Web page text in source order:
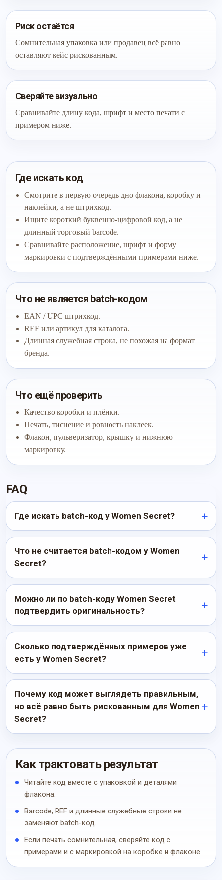
Риск остаётся
Сомнительная упаковка или продавец всё равно
оставляют кейс рискованным.
Сверяйте визуально
Сравнивайте длину кода, шрифт и место печати с
примером ниже.
Где искать код
Смотрите в первую очередь дно флакона, коробку и
наклейки, а не штрихкод.
Ищите короткий буквенно-цифровой код, а не
длинный торговый barcode.
Сравнивайте расположение, шрифт и форму
маркировки с подтверждёнными примерами ниже.
Что не является batch-кодом
EAN / UPC штрихкод.
REF или артикул для каталога.
Длинная служебная строка, не похожая на формат
бренда.
Что ещё проверить
Качество коробки и плёнки.
Печать, тиснение и ровность наклеек.
Флакон, пульверизатор, крышку и нижнюю
маркировку.
FAQ
Где искать batch-код у Women Secret?
Что не считается batch-кодом у Women
Secret?
Можно ли по batch-коду Women Secret
подтвердить оригинальность?
Сколько подтверждённых примеров уже
есть у Women Secret?
Почему код может выглядеть правильным,
но всё равно быть рискованным для Women
Secret?
Как трактовать результат
Читайте код вместе с упаковкой и деталями
флакона.
Barcode, REF и длинные служебные строки не
заменяют batch-код.
Если печать сомнительная, сверяйте код с
примерами и с маркировкой на коробке и флаконе.